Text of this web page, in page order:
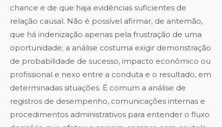
chance e de que haja evidências suficientes de
relação causal. Não é possível afirmar, de antemão,
que há indenização apenas pela frustração de uma
oportunidade; a análise costuma exigir demonstração
de probabilidade de sucesso, impacto econômico ou
profissional e nexo entre a conduta e o resultado, em
determinadas situações. É comum a análise de
registros de desempenho, comunicações internas e
procedimentos administrativos para entender o fluxo